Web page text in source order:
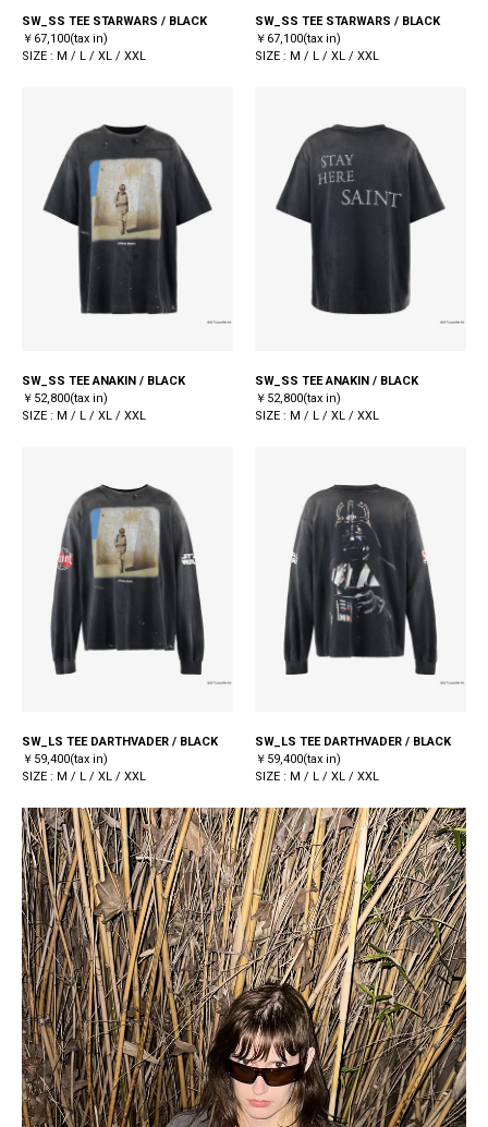
SW_SS TEE STARWARS / BLACK
￥67,100(tax in)
SIZE : M / L / XL / XXL
SW_SS TEE STARWARS / BLACK
￥67,100(tax in)
SIZE : M / L / XL / XXL
SW_SS TEE ANAKIN / BLACK
￥52,800(tax in)
SIZE : M / L / XL / XXL
SW_SS TEE ANAKIN / BLACK
￥52,800(tax in)
SIZE : M / L / XL / XXL
SW_LS TEE DARTHVADER / BLACK
￥59,400(tax in)
SIZE : M / L / XL / XXL
SW_LS TEE DARTHVADER / BLACK
￥59,400(tax in)
SIZE : M / L / XL / XXL